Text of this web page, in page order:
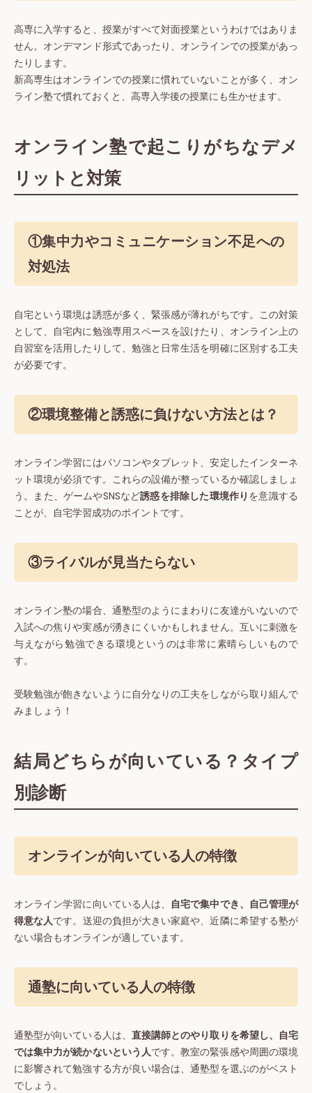
高専に入学すると、授業がすべて対面授業というわけではありま
せん。オンデマンド形式であったり、オンラインでの授業があっ
たりします。
新高専生はオンラインでの授業に慣れていないことが多く、オン
ライン塾で慣れておくと、高専入学後の授業にも生かせます。
オンライン塾で起こりがちなデメ
リットと対策
①集中力やコミュニケーション不足への
対処法
自宅という環境は誘惑が多く、緊張感が薄れがちです。この対策
として、自宅内に勉強専用スペースを設けたり、オンライン上の
自習室を活用したりして、勉強と日常生活を明確に区別する工夫
が必要です。
②環境整備と誘惑に負けない方法とは？
オンライン学習にはパソコンやタブレット、安定したインターネ
ット環境が必須です。これらの設備が整っているか確認しましょ
う。また、ゲームやSNSなど誘惑を排除した環境作り を意識する
ことが、自宅学習成功のポイントです。
③ライバルが見当たらない
オンライン塾の場合、通塾型のようにまわりに友達がいないので
入試への焦りや実感が湧きにくいかもしれません。互いに刺激を
与えながら勉強できる環境というのは非常に素晴らしいもので
す。
受験勉強が飽きないように自分なりの工夫をしながら取り組んで
みましょう！
結局どちらが向いている？タイプ
別診断
オンラインが向いている人の特徴
オンライン学習に向いている人は、 自宅で集中でき、自己管理が
得意な人です。送迎の負担が大きい家庭や、近隣に希望する塾が
ない場合もオンラインが適しています。
通塾に向いている人の特徴
通塾型が向いている人は、 直接講師とのやり取りを希望し、自宅
では集中力が続かないという人です。教室の緊張感や周囲の環境
に影響されて勉強する方が良い場合は、通塾型を選ぶのがベスト
でしょう。